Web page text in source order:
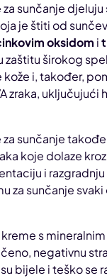
sunčanje
je štiti od
oksidom i
zaštitu širokog
i, također,
zraka,
za sunčanje
koje dolaze
i
za sunčanje
s
negativnu
bijele i teško se